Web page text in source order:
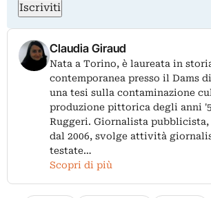
Iscriviti
Claudia Giraud
Nata a Torino, è laureata in
contemporanea presso il Dams
una tesi sulla contaminazione
produzione pittorica degli anni
Ruggeri. Giornalista
dal 2006, svolge attività
testate…
Scopri di più